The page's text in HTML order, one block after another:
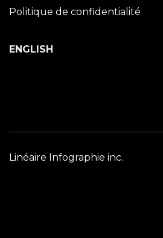
Politique de confidentialité
ENGLISH
Linéaire Infographie inc.